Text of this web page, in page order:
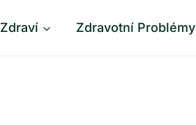
Zdraví Zdravotní Problémy